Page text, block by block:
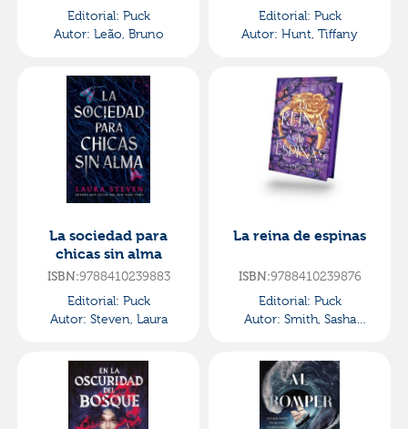
Editorial: Puck
Autor: Leão, Bruno
Editorial: Puck
Autor: Hunt, Tiffany
La sociedad para
chicas sin alma
ISBN:9788410239883
Editorial: Puck
Autor: Steven, Laura
La reina de espinas
ISBN:9788410239876
Editorial: Puck
Autor: Smith, Sasha